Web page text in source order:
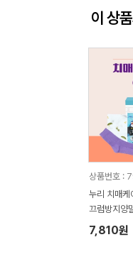
이 상
상품번호 :
누리 치매케
끄럼방지양
7,810원